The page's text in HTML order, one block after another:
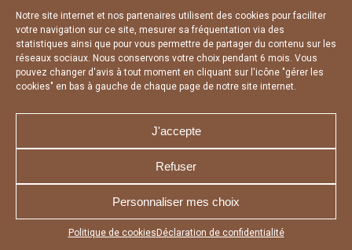
Notre site internet et nos partenaires utilisent des cookies pour faciliter
votre navigation sur ce site, mesurer sa fréquentation via des
statistiques ainsi que pour vous permettre de partager du contenu sur les
réseaux sociaux. Nous conservons votre choix pendant 6 mois. Vous
pouvez changer d'avis à tout moment en cliquant sur l'icône "gérer les
cookies" en bas à gauche de chaque page de notre site internet.
J'accepte
Refuser
Personnaliser mes choix
Politique de cookies Déclaration de confidentialité
Appuyez sur le bouton partager en bas de votre
NOUS CONTACTER
MENTIONS LÉGALES
CHARTE DE CONFIDENTIALITÉ
DÉCLARATION DE CONFIDENTIALITÉ
POLITIQUE D’UTILISATION DES COOKIES
RÉALISÉ PAR L’AGENCE WEB A3 WEB